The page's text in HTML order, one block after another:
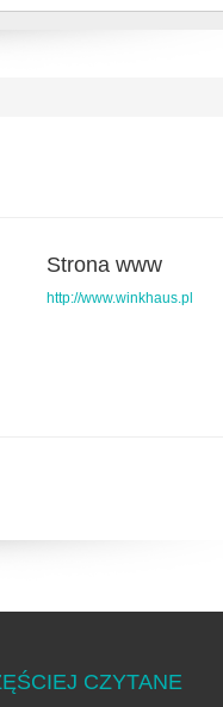
Strona www
http://www.winkhaus.pl
CZYTANE